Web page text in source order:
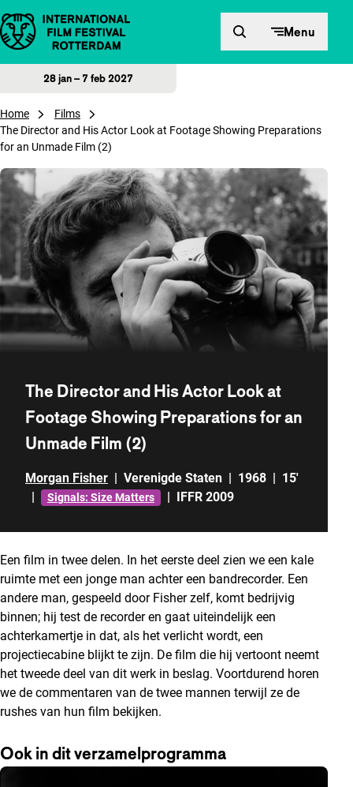
Direct naar inhoud Menu
28 jan – 7 feb 2027
Home
Films
The Director and His Actor Look at Footage Showing Preparations
for an Unmade Film (2)
The Director and His Actor Look at
Footage Showing Preparations for an
Unmade Film (2)
Morgan Fisher | Verenigde Staten | 1968 | 15'
|
Signals: Size Matters | IFFR 2009
Een film in twee delen. In het eerste deel zien we een kale
ruimte met een jonge man achter een bandrecorder. Een
andere man, gespeeld door Fisher zelf, komt bedrijvig
binnen; hij test de recorder en gaat uiteindelijk een
achterkamertje in dat, als het verlicht wordt, een
projectiecabine blijkt te zijn. De film die hij vertoont neemt
het tweede deel van dit werk in beslag. Voortdurend horen
we de commentaren van de twee mannen terwijl ze de
rushes van hun film bekijken.
Ook in dit verzamelprogramma